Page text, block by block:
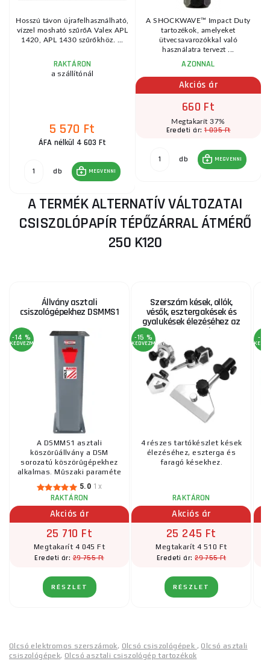
Hosszú távon újrafelhasználható,
vízzel mosható szűrőA Valex APL
1420, APL 1430 szűrőkhöz. ...
RAKTÁRON
a szállítónál
5 570 Ft
ÁFA nélkül 4 603 Ft
db MEGVENNI
A SHOCKWAVE™ Impact Duty
tartozékok, amelyeket
ütvecsavarozókkal való
használatra tervezt ...
AZONNAL
Akciós ár
660 Ft
Megtakarít 37%
Eredeti ár:1 035 Ft
db MEGVENNI
A TERMÉK ALTERNATÍV VÁLTOZATAI
CSISZOLÓPAPÍR TÉPŐZÁRRAL ÁTMÉRŐ
250 K120
Állvány asztali
csiszológépekhez DSMMS1
-14 %
KEDVEZMÉNY
A DSMMS1 asztali
köszörűállvány a DSM
sorozatú köszörűgépekhez
alkalmas. Műszaki paraméte
5.0 1x
RAKTÁRON
Akciós ár
25 710 Ft
Megtakarít 4 045 Ft
Eredeti ár:29 755 Ft
RÉSZLET
Szerszám kések, ollók,
vésők, esztergakések és
gyalukések élezéséhez az
NTS250SET-hez
-15 %
KEDVEZMÉNY
4 részes tartókészlet kések
élezéséhez, eszterga és
faragó késekhez.
RAKTÁRON
Akciós ár
25 245 Ft
Megtakarít 4 510 Ft
Eredeti ár:29 755 Ft
RÉSZLET
-4
Olcsó elektromos szerszámok, Olcsó csiszológépek , Olcsó asztali
csiszológépek, Olcsó asztali csiszológép tartozékok